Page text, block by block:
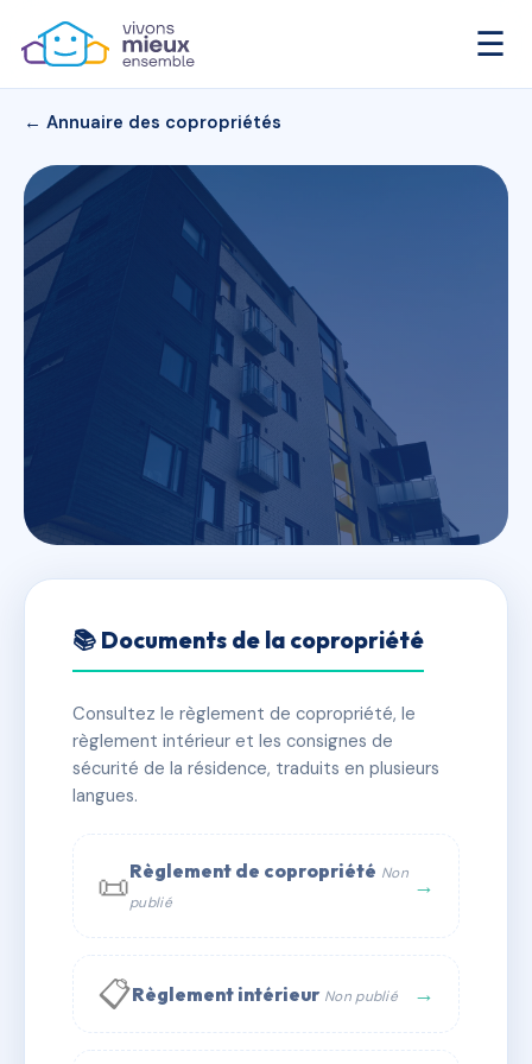
☰
← Annuaire des copropriétés
NOTRE DAME
✓ Immatriculée 🏠 14 lots 🏗 3 bâtiment(s)
📞 Contacter Syndic Digital
📚 Documents de la copropriété
Consultez le règlement de copropriété, le
règlement intérieur et les consignes de
sécurité de la résidence, traduits en plusieurs
langues.
📜Règlement de copropriété Non
publié
→
📋Règlement intérieur Non publié →